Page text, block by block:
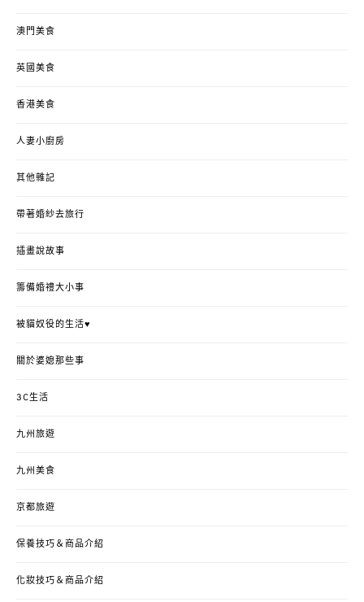
澳門美食
英國美食
香港美食
人妻小廚房
其他雜記
帶著婚紗去旅行
插畫說故事
籌備婚禮大小事
被貓奴役的生活♥
關於婆媳那些事
3C生活
九州旅遊
九州美食
京都旅遊
保養技巧＆商品介紹
化妝技巧＆商品介紹